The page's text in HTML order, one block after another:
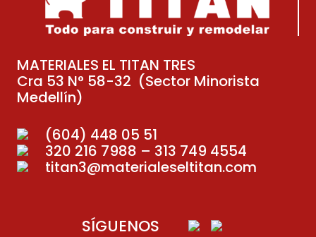
MATERIALES EL TITAN TRES
Cra 53 N° 58-32 (Sector Minorista
Medellín)
(604) 448 05 51
320 216 7988 – 313 749 4554
titan3@materialeseltitan.com
SÍGUENOS